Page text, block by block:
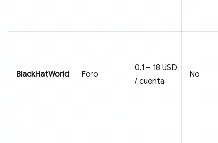
BlackHatWorld Foro
0.1 – 18 USD
/ cuenta
No